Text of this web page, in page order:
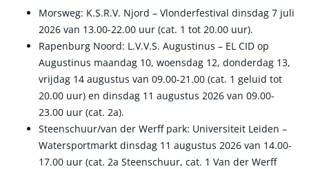
Morsweg: K.S.R.V. Njord – Vlonderfestival dinsdag 7 juli
2026 van 13.00-22.00 uur (cat. 1 tot 20.00 uur).
Rapenburg Noord: L.V.V.S. Augustinus – EL CID op
Augustinus maandag 10, woensdag 12, donderdag 13,
vrijdag 14 augustus van 09.00-21.00 (cat. 1 geluid tot
20.00 uur) en dinsdag 11 augustus 2026 van 09.00-
23.00 uur (cat. 2a).
Steenschuur/van der Werff park: Universiteit Leiden –
Watersportmarkt dinsdag 11 augustus 2026 van 14.00-
17.00 uur (cat. 2a Steenschuur, cat. 1 Van der Werff